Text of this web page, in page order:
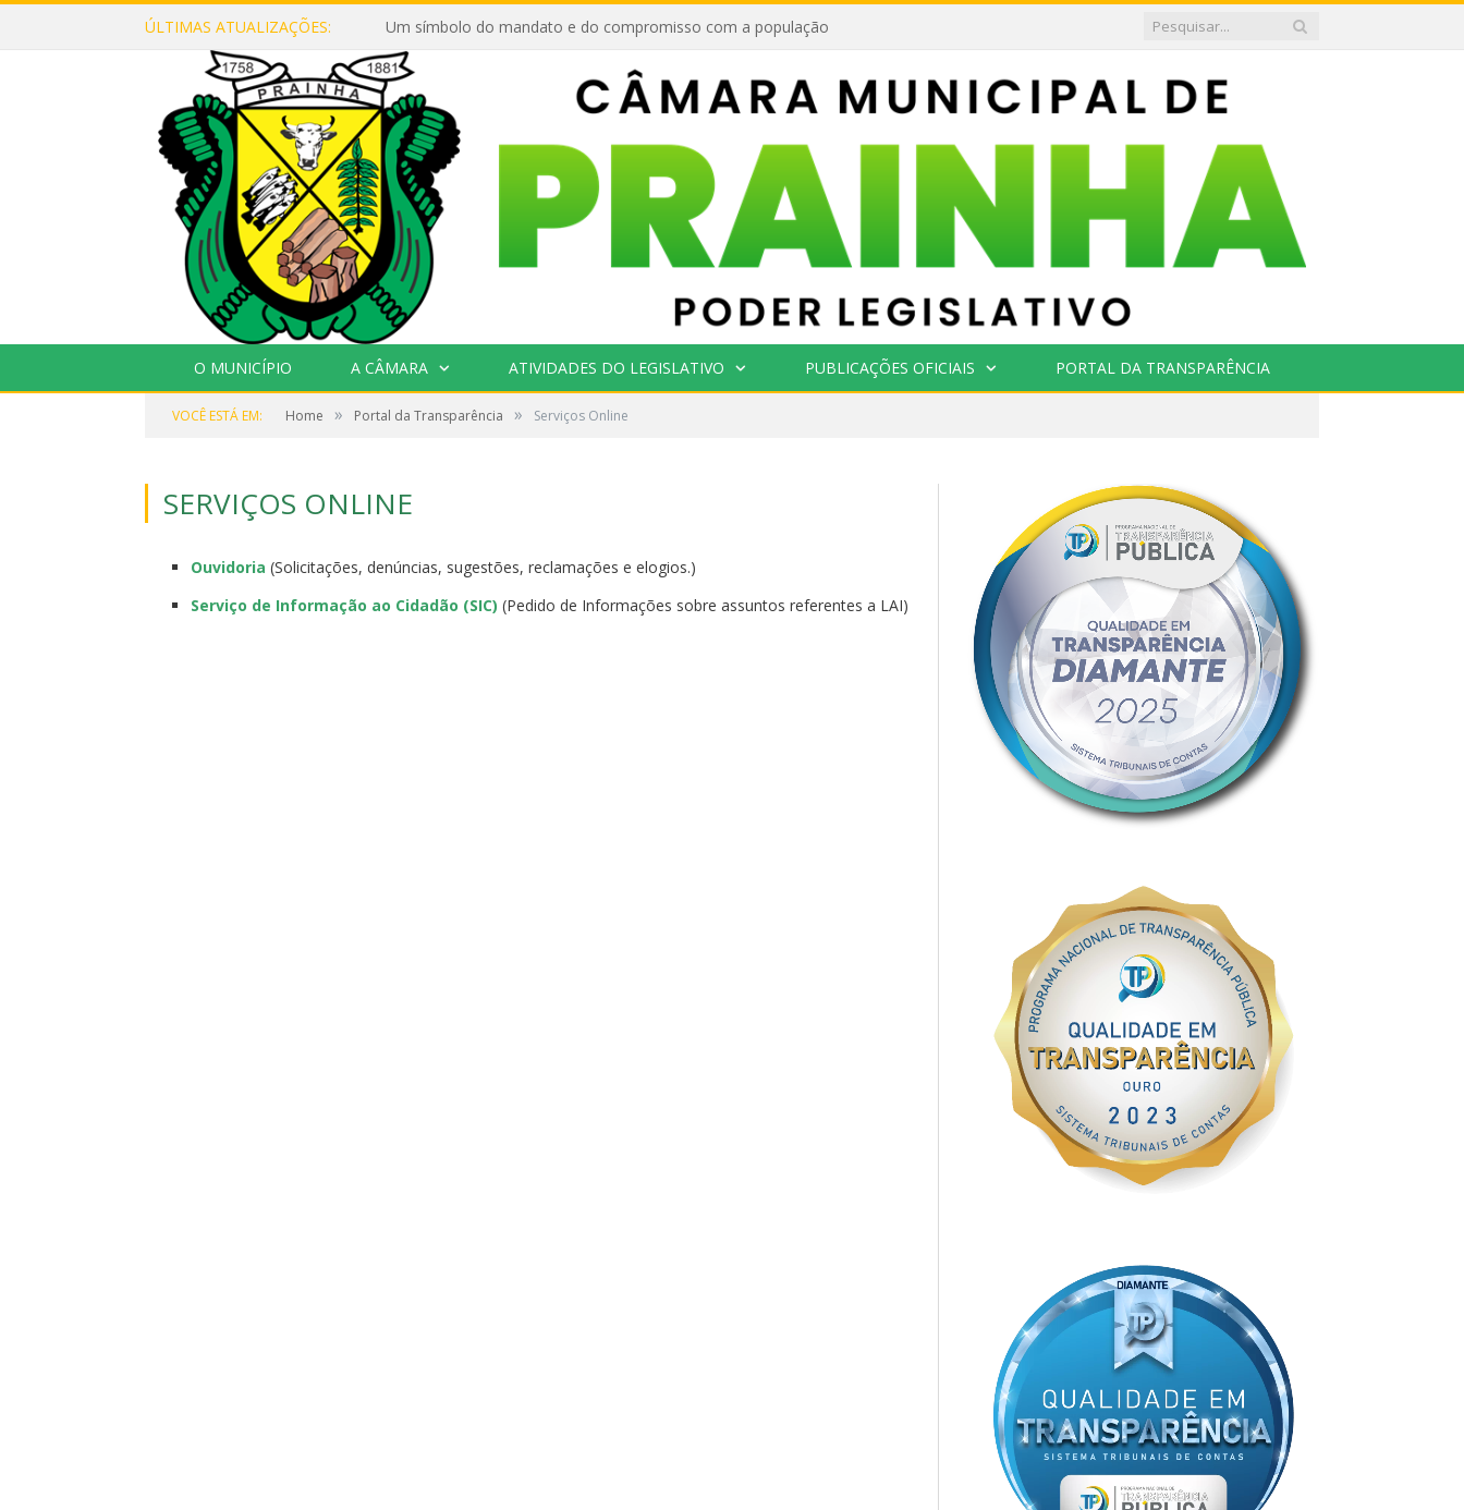
ÚLTIMAS ATUALIZAÇÕES: Um símbolo do mandato e do compromisso com a população
O MUNICÍPIO A CÂMARA ATIVIDADES DO LEGISLATIVO PUBLICAÇÕES OFICIAIS PORTAL DA TRANSPARÊNCIA
VOCÊ ESTÁ EM: Home » Portal da Transparência » Serviços Online
SERVIÇOS ONLINE
Ouvidoria (Solicitações, denúncias, sugestões, reclamações e elogios.)
Serviço de Informação ao Cidadão (SIC) (Pedido de Informações sobre assuntos referentes a LAI)